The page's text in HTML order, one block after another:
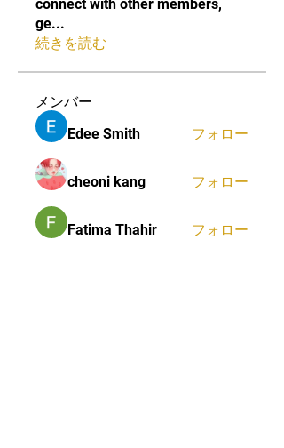
connect with other members,
ge...
続きを読む
メンバー
Edee Smith フォロー
cheoni kang フォロー
Fatima Thahir フォロー